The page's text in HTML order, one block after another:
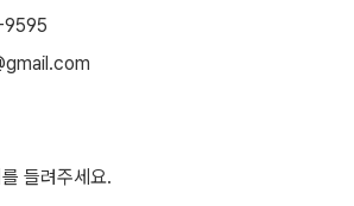
들려주세요.